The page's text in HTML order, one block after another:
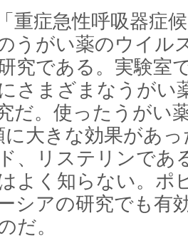
重症急性呼吸器症
うがい薬のウイル
究である。実験室
さまざまなうがい
だ。使ったうがい
に大きな効果があ
、リステリンであ
よく知らない。ポ
シアの研究でも有
だ。